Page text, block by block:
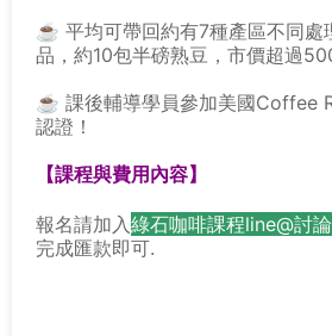
☕ 平均可帶回約有7種產區不同處
品，約10包半磅熟豆，市價超過
☕ 課後輔導學員參加美國Coffee
認證！
【課程與費用內容】
報名請加入綠石咖啡課程line@討
完成匯款即可.